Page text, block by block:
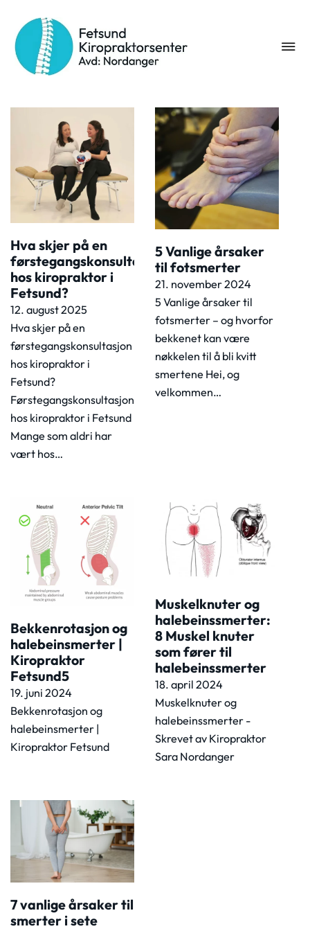
Stikkord:triggerpunkter
Hva skjer på en
førstegangskonsultasjon
hos kiropraktor i
Fetsund?
12. august 2025
Hva skjer på en
førstegangskonsultasjon
hos kiropraktor i
Fetsund?
Førstegangskonsultasjon
hos kiropraktor i Fetsund
Mange som aldri har
vært hos…
5 Vanlige årsaker
til fotsmerter
21. november 2024
5 Vanlige årsaker til
fotsmerter – og hvorfor
bekkenet kan være
nøkkelen til å bli kvitt
smertene Hei, og
velkommen…
Bekkenrotasjon og
halebeinsmerter |
Kiropraktor
Fetsund5
19. juni 2024
Bekkenrotasjon og
halebeinsmerter |
Kiropraktor Fetsund
Muskelknuter og
halebeinssmerter:
8 Muskel knuter
som fører til
halebeinssmerter
18. april 2024
Muskelknuter og
halebeinssmerter -
Skrevet av Kiropraktor
Sara Nordanger
7 vanlige årsaker til
smerter i sete